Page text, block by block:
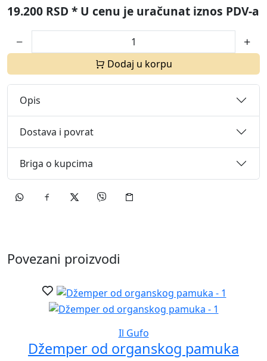
19.200 RSD * U cenu je uračunat iznos PDV-a
Dodaj u korpu
Opis
Dostava i povrat
Briga o kupcima
Povezani proizvodi
Il Gufo
Džemper od organskog pamuka